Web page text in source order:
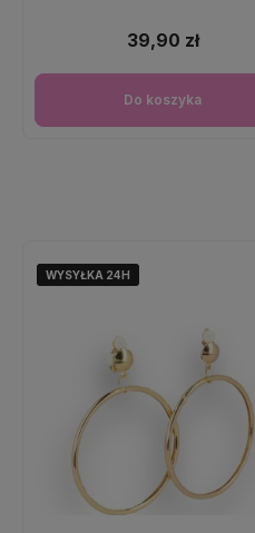
39,90 zł
Do koszyka
WYSYŁKA 24H
WYSYŁKA 24H
WYSYŁKA 24H